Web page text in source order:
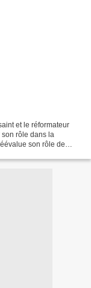
et le réformateur
rôle dans la
son rôle de